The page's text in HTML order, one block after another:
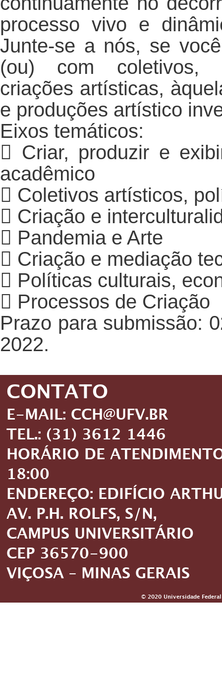
processo vivo e
Junte-se a nós, se
(ou) com coletivos,
criações artísticas,
e produções artístico
Eixos temáticos:
 Criar, produzir e
acadêmico
 Coletivos artísticos,
 Criação e
 Pandemia e Arte
 Criação e mediação
 Políticas culturais,
 Processos de Criação
Prazo para submissão:
2022.
CONTATO
E-MAIL: CCH@UFV.BR
TEL.: (31) 3612 1446
HORÁRIO DE
18:00
ENDEREÇO: EDIFÍCIO
AV. P.H. ROLFS, S/N,
CAMPUS UNIVERSITÁRIO
CEP 36570-900
VIÇOSA – MINAS GERAIS
© 2020 Universidade